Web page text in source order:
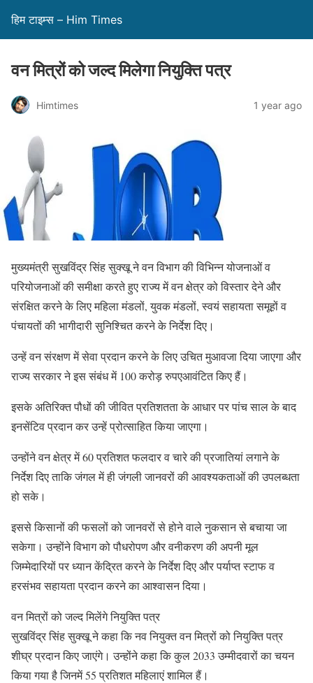
हिम टाइम्स – Him Times
वन मित्रों को जल्द मिलेगा नियुक्ति पत्र
Himtimes 1 year ago
मुख्यमंत्री सुखविंद्र सिंह सुक्खू ने वन विभाग की विभिन्न योजनाओं व
परियोजनाओं की समीक्षा करते हुए राज्य में वन क्षेत्र को विस्तार देने और
संरक्षित करने के लिए महिला मंडलों, युवक मंडलों, स्वयं सहायता समूहों व
पंचायतों की भागीदारी सुनिश्चित करने के निर्देश दिए।
उन्हें वन संरक्षण में सेवा प्रदान करने के लिए उचित मुआवजा दिया जाएगा और
राज्य सरकार ने इस संबंध में 100 करोड़ रुपएआवंटित किए हैं।
इसके अतिरिक्त पौधों की जीवित प्रतिशतता के आधार पर पांच साल के बाद
इनसेंटिव प्रदान कर उन्हें प्रोत्साहित किया जाएगा।
उन्होंने वन क्षेत्र में 60 प्रतिशत फलदार व चारे की प्रजातियां लगाने के
निर्देश दिए ताकि जंगल में ही जंगली जानवरों की आवश्यकताओं की उपलब्धता
हो सके।
इससे किसानों की फसलों को जानवरों से होने वाले नुकसान से बचाया जा
सकेगा। उन्होंने विभाग को पौधरोपण और वनीकरण की अपनी मूल
जिम्मेदारियों पर ध्यान केंद्रित करने के निर्देश दिए और पर्याप्त स्टाफ व
हरसंभव सहायता प्रदान करने का आश्वासन दिया।
वन मित्रों को जल्द मिलेंगे नियुक्ति पत्र
सुखविंद्र सिंह सुक्खू ने कहा कि नव नियुक्त वन मित्रों को नियुक्ति पत्र
शीघ्र प्रदान किए जाएंगे। उन्होंने कहा कि कुल 2033 उम्मीदवारों का चयन
किया गया है जिनमें 55 प्रतिशत महिलाएं शामिल हैं।